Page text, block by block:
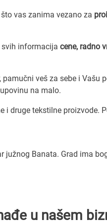
što vas zanima vezano za
svih informacija cene, radno
veš za sebe i Vašu
na malo.
i druge tekstilne proizvode.
južnog Banata. Grad ima
u našem